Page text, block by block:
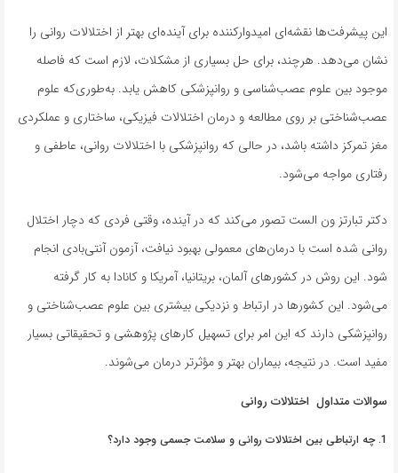
این پیشرفت‌ها نقشه‌ای امیدوارکننده برای آینده‌ای بهتر از اختلالات روانی را
نشان می‌دهد. هرچند، برای حل بسیاری از مشکلات، لازم است که فاصله
موجود بین علوم عصب‌شناسی و روانپزشکی کاهش یابد. به‌طوری‌که علوم
عصب‌شناختی بر روی مطالعه و درمان اختلالات فیزیکی، ساختاری و عملکردی
مغز تمرکز داشته باشد، در حالی که روانپزشکی با اختلالات روانی، عاطفی و
رفتاری مواجه می‌شود.
دکتر تبارتز ون الست تصور می‌کند که در آینده، وقتی فردی که دچار اختلال
روانی شده است با درمان‌های معمولی بهبود نیافت، آزمون آنتی‌بادی انجام
شود. این روش در کشورهای آلمان، بریتانیا، آمریکا و کانادا به کار گرفته
می‌شود. این کشورها در ارتباط و نزدیکی بیشتری بین علوم عصب‌شناختی و
روانپزشکی دارند که این امر برای تسهیل کارهای پژوهشی و تحقیقاتی بسیار
مفید است. در نتیجه، بیماران بهتر و مؤثرتر درمان می‌شوند.
سوالات متداول اختلالات روانی
1. چه ارتباطی بین اختلالات روانی و سلامت جسمی وجود دارد؟